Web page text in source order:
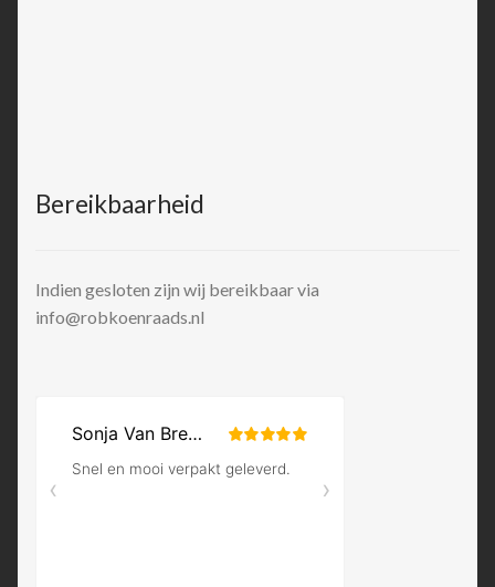
Bereikbaarheid
Indien gesloten zijn wij bereikbaar via
info@robkoenraads.nl